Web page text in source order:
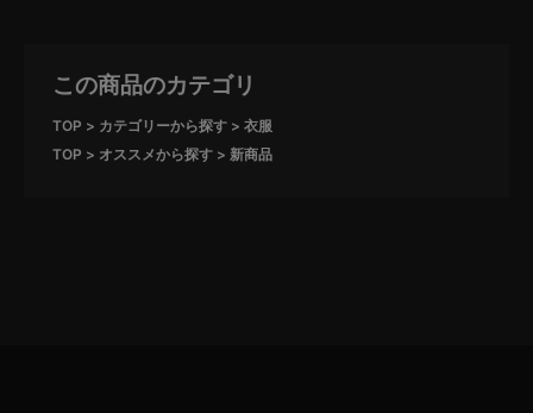
この商品のカテゴリ
TOP カテゴリーから探す
衣服
TOP
オススメから探す 新商品